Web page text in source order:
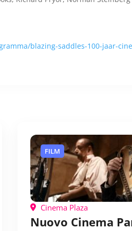
blazing-saddles-100-jaar-
FILM
Cinema Plaza
Nuovo Cinema